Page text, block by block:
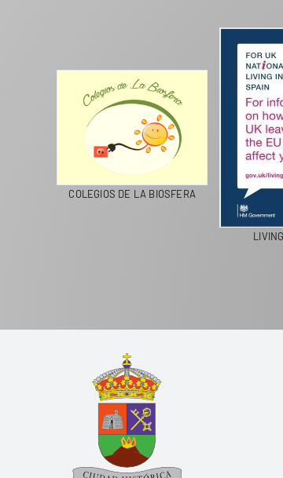
COLEGIOS DE LA BIOSFERA
LIVING IN SPAIN